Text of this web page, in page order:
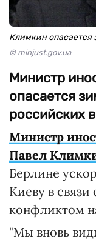
Климкин опасается
© minjust.gov.ua
Министр
опасается
российских
Министр
Павел
Берлине
Киеву в
конфликтом
"Мы вновь